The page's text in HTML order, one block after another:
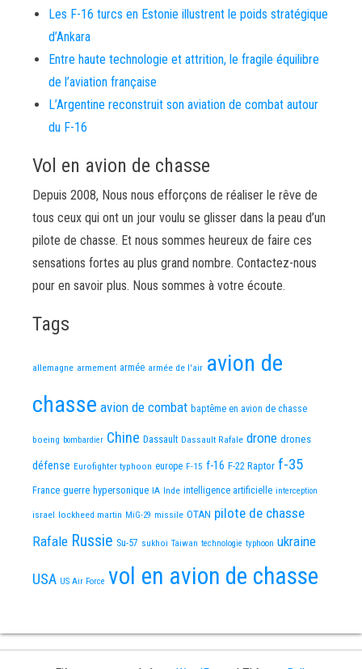
Les F-16 turcs en Estonie illustrent le poids stratégique
d’Ankara
Entre haute technologie et attrition, le fragile équilibre
de l’aviation française
L’Argentine reconstruit son aviation de combat autour
du F-16
Vol en avion de chasse
Depuis 2008, Nous nous efforçons de réaliser le rêve de
tous ceux qui ont un jour voulu se glisser dans la peau d’un
pilote de chasse. Et nous sommes heureux de faire ces
sensations fortes au plus grand nombre. Contactez-nous
pour en savoir plus. Nous sommes à votre écoute.
Tags
allemagne armement armée armée de l'air avion de
chasse avion de combat baptême en avion de chasse
boeing bombardier Chine Dassault Dassault Rafale drone drones
défense Eurofighter typhoon europe F-15 f-16 F-22 Raptor f-35
France guerre hypersonique IA Inde intelligence artificielle interception
israel lockheed martin MiG-29 missile OTAN pilote de chasse
Rafale Russie Su-57 sukhoi Taiwan technologie typhoon ukraine
USA US Air Force vol en avion de chasse